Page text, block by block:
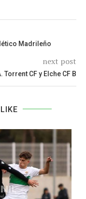
Madrileño
next post
Torrent CF y Elche CF B